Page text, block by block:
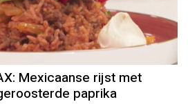
Mexicaanse rijst met
paprika